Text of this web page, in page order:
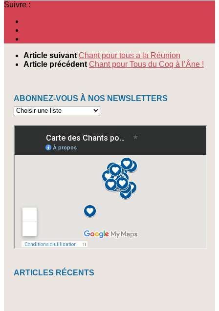
Suivre :
Article suivant Chant pour tous a la Réunion
Article précédent Chant pour Tous du Coq à l’Âne !
ABONNEZ-VOUS À NOS NEWSLETTERS
Abonnez-
à
newsletters
ARTICLES RÉCENTS